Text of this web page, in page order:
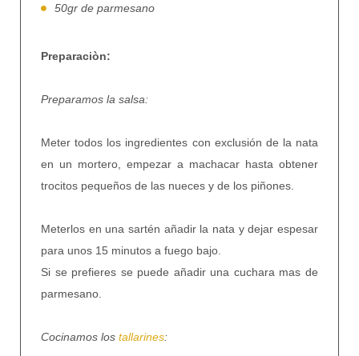
50gr de parmesano
Preparaciòn:
Preparamos la salsa:
Meter todos los ingredientes con exclusión de la nata
en un mortero, empezar a machacar hasta obtener
trocitos pequeños de las nueces y de los piñones.
Meterlos en una sartén añadir la nata y dejar espesar
para unos 15 minutos a fuego bajo.
Si se prefieres se puede añadir una cuchara mas de
parmesano.
Cocinamos los tallarines: